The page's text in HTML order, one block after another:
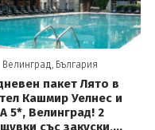
Велинград, България
пакет Лято в
Кашмир Уелнес и
5*, Велинград! 2
със закуски,